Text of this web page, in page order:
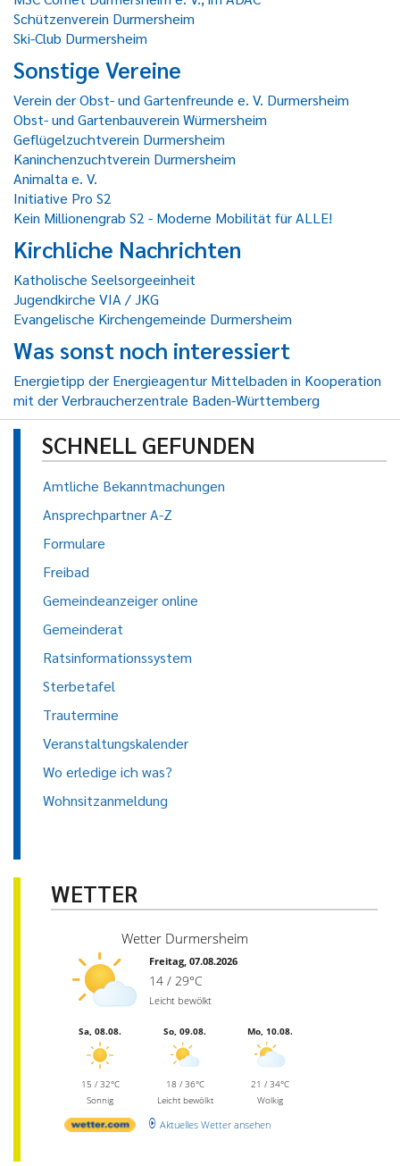
Schützenverein Durmersheim
Ski-Club Durmersheim
Sonstige Vereine
Verein der Obst- und Gartenfreunde e. V. Durmersheim
Obst- und Gartenbauverein Würmersheim
Geflügelzuchtverein Durmersheim
Kaninchenzuchtverein Durmersheim
Animalta e. V.
Initiative Pro S2
Kein Millionengrab S2 - Moderne Mobilität für ALLE!
Kirchliche Nachrichten
Katholische Seelsorgeeinheit
Jugendkirche VIA / JKG
Evangelische Kirchengemeinde Durmersheim
Was sonst noch interessiert
Energietipp der Energieagentur Mittelbaden in Kooperation
mit der Verbraucherzentrale Baden-Württemberg
SCHNELL GEFUNDEN
Amtliche Bekanntmachungen
Ansprechpartner A-Z
Formulare
Freibad
Gemeindeanzeiger online
Gemeinderat
Ratsinformationssystem
Sterbetafel
Trautermine
Veranstaltungskalender
Wo erledige ich was?
Wohnsitzanmeldung
WETTER
Wetter Durmersheim
Freitag, 07.08.2026
14 / 29°C
Leicht bewölkt
Sa, 08.08.
15 / 32°C
Sonnig
So, 09.08.
18 / 36°C
Leicht bewölkt
Mo, 10.08.
21 / 34°C
Wolkig
Aktuelles Wetter ansehen